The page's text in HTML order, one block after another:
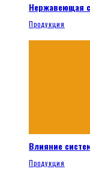
Нержавеющая
Продукция
Влияние
Продукция